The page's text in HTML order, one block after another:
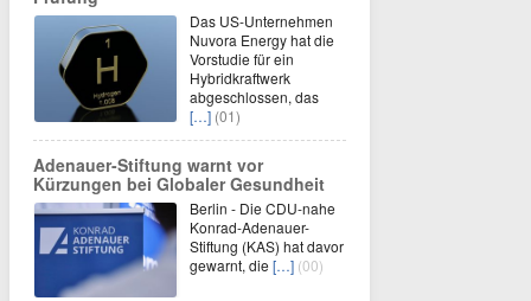
Das US-Unternehmen
Nuvora Energy hat die
Vorstudie für ein
Hybridkraftwerk
abgeschlossen, das
[…] (01)
Adenauer-Stiftung warnt vor
Kürzungen bei Globaler Gesundheit
Berlin - Die CDU-nahe
Konrad-Adenauer-
Stiftung (KAS) hat davor
gewarnt, die […] (00)